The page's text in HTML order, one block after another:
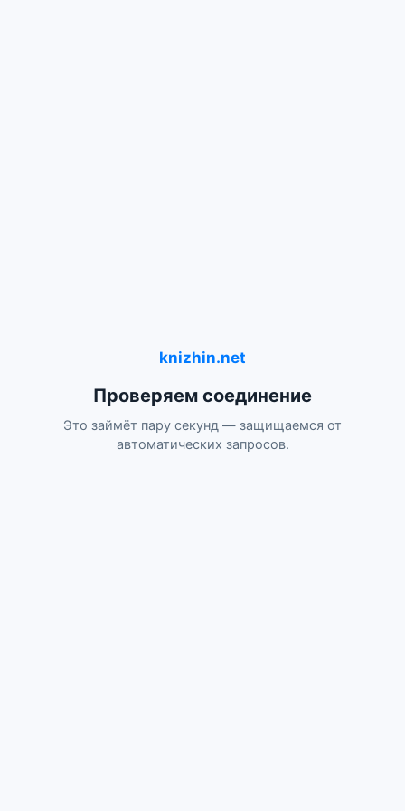
knizhin.net
Проверяем соединение
Это займёт пару секунд — защищаемся от
автоматических запросов.